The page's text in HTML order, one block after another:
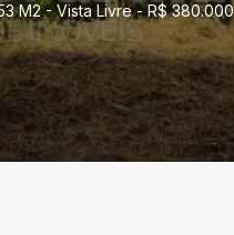
M2 - Vista Livre - R$